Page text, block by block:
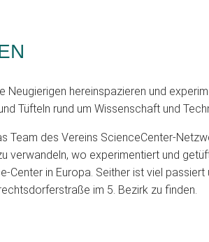
Neugierigen hereinspazieren und
Tüfteln rund um Wissenschaft und
Team des Vereins ScienceCenter-
verwandeln, wo experimentiert und
in Europa. Seither ist viel
im 5. Bezirk zu finden.